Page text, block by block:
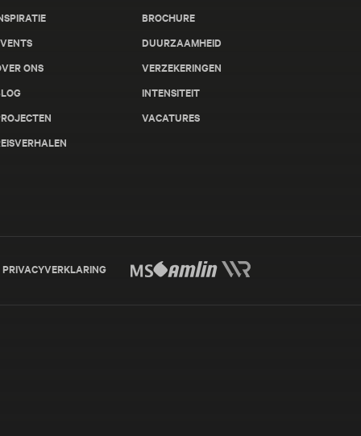
ONS
BROCHURE
DUURZAAMHEID
VERZEKERINGEN
INTENSITEIT
VACATURES
PRIVACYVERKLARING